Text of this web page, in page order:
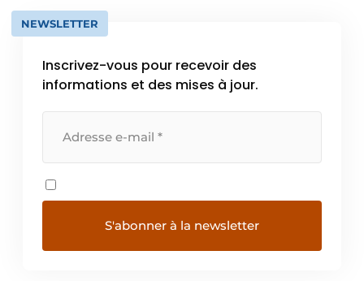
NEWSLETTER
Inscrivez-vous pour recevoir des
informations et des mises à jour.